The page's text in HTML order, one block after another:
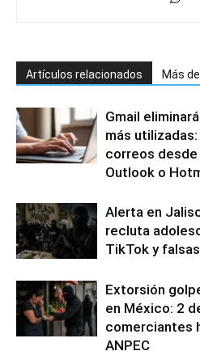
Artículos relacionados Más
Gmail
más
correos desde
Outlook o
Alerta en
recluta
TikTok y
Extorsión
en México: 2
comerciantes
ANPEC